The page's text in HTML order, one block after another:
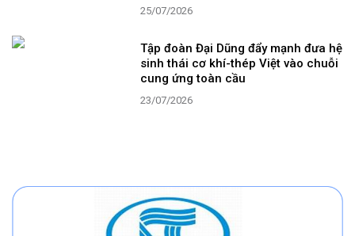
25/07/2026
Tập đoàn Đại Dũng đẩy mạnh đưa hệ
sinh thái cơ khí-thép Việt vào chuỗi
cung ứng toàn cầu
23/07/2026